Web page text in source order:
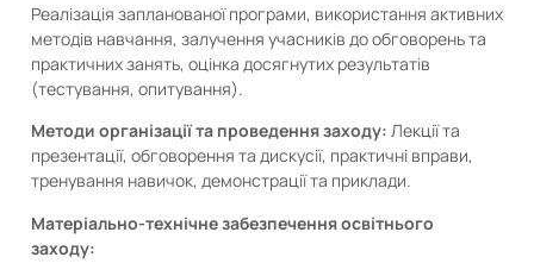
Реалізація запланованої програми, використання активних
методів навчання, залучення учасників до обговорень та
практичних занять, оцінка досягнутих результатів
(тестування, опитування).
Методи організації та проведення заходу: Лекції та
презентації, обговорення та дискусії, практичні вправи,
тренування навичок, демонстрації та приклади.
Матеріально-технічне забезпечення освітнього
заходу: